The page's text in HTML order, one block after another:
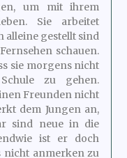
um mit ihrem
Sie arbeitet
alleine gestellt sind
schauen.
sie morgens nicht
zu gehen.
Freunden nicht
dem Jungen an,
sind neue in die
ist er doch
nicht anmerken zu